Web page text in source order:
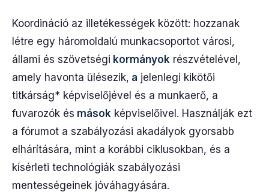
Koordináció az illetékességek között: hozzanak
létre egy háromoldalú munkacsoportot városi,
állami és szövetségi kormányok részvételével,
amely havonta ülésezik, a jelenlegi kikötői
titkárság* képviselőjével és a munkaerő, a
fuvarozók és mások képviselőivel. Használják ezt
a fórumot a szabályozási akadályok gyorsabb
elhárítására, mint a korábbi ciklusokban, és a
kísérleti technológiák szabályozási
mentességeinek jóváhagyására.